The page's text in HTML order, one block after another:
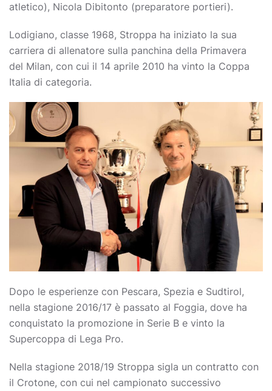
atletico), Nicola Dibitonto (preparatore portieri).
Lodigiano, classe 1968, Stroppa ha iniziato la sua
carriera di allenatore sulla panchina della Primavera
del Milan, con cui il 14 aprile 2010 ha vinto la Coppa
Italia di categoria.
Dopo le esperienze con Pescara, Spezia e Sudtirol,
nella stagione 2016/17 è passato al Foggia, dove ha
conquistato la promozione in Serie B e vinto la
Supercoppa di Lega Pro.
Nella stagione 2018/19 Stroppa sigla un contratto con
il Crotone, con cui nel campionato successivo